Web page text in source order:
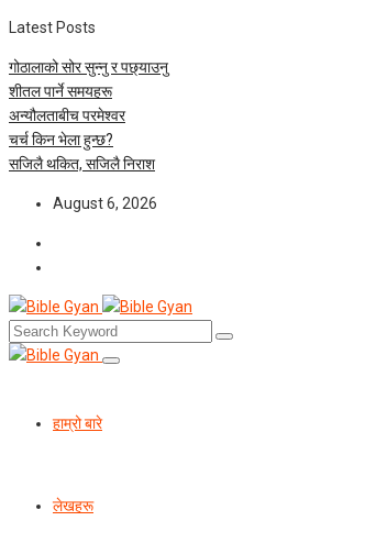
Latest Posts
गोठालाको सोर सुन्नु र पछ्याउनु
शीतल पार्ने समयहरू
अन्यौलताबीच परमेश्‍वर
चर्च किन भेला हुन्छ?
सजिलै थकित, सजिलै निराश
August 6, 2026
हाम्रो बारे
लेखहरू